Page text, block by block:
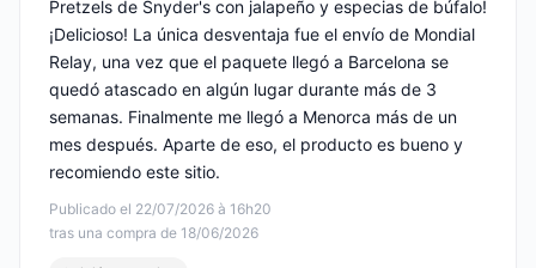
Publicado el 22/07/2026 à 16h20
tras una compra de 18/06/2026
Pretzels de Snyder's con jalapeño y especias de búfalo!
¡Delicioso! La única desventaja fue el envío de Mondial
Relay, una vez que el paquete llegó a Barcelona se
quedó atascado en algún lugar durante más de 3
semanas. Finalmente me llegó a Menorca más de un
mes después. Aparte de eso, el producto es bueno y
recomiendo este sitio.